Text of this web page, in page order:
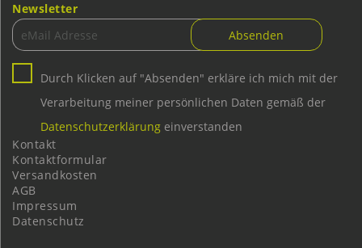
Newsletter
Durch Klicken auf "Absenden" erkläre ich mich mit der
Verarbeitung meiner persönlichen Daten gemäß der
Datenschutzerklärung einverstanden
Kontakt
Kontaktformular
Versandkosten
AGB
Impressum
Datenschutz